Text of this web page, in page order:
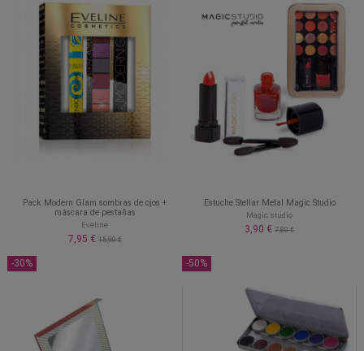
Pack Modern Glam sombras de ojos +
máscara de pestañas
Eveline
7,95 €15,90 €
Estuche Stellar Metal Magic Studio
Magic studio
3,90 € 7,80 €
-30% -50%